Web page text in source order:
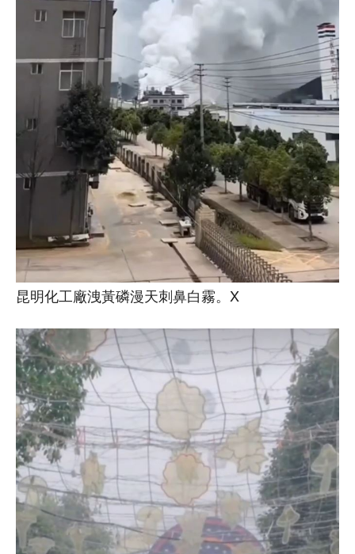
昆明化工廠洩黃磷漫天刺鼻白霧。X